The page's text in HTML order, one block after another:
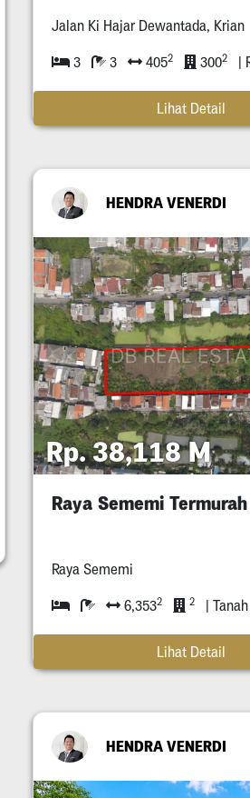
Jalan Ki Hajar Dewantada, Krian
3 3 4052 3002 |
Lihat Detail
HENDRA VENERDI
Rp. 38,118 M
Raya Sememi Termurah
Raya Sememi
6,3532 2 | Tanah
Lihat Detail
HENDRA VENERDI